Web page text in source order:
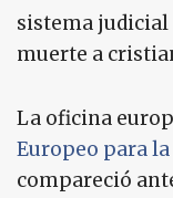
sistema judicial
muerte a
La oficina
Europeo para
compareció